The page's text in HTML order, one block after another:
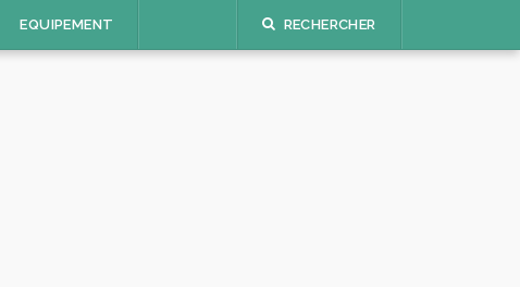
EQUIPEMENT RECHERCHER